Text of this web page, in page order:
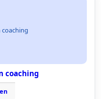
coaching